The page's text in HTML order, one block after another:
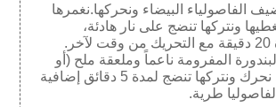
الفاصولياء البيضاء ونحركها.نغمرها
ونتركها تنضج على نار هادئة،
متوسطة لمدة 20 دقيقة مع التحريك من وقت لآخر.
المفرومة ناعماً وملعقة ملح (أو
حسب الذوق). نحرك ونتركها تنضج لمدة 5 دقائق إضافية
طرية.